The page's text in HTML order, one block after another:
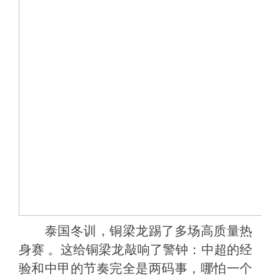
泰国冬训，铜梁龙踢了多场高质量热
身赛 。这给铜梁龙敲响了警钟：中超的经
验和中甲的节奏完全是两码事，哪怕一个